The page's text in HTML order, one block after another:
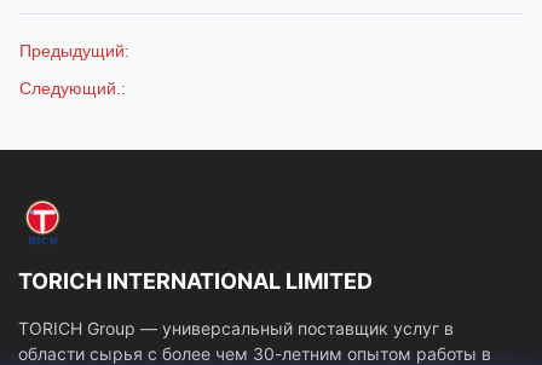
Предыдущий:
Следующий.:
TORICH INTERNATIONAL LIMITED
TORICH Group — универсальный поставщик услуг в
области сырья с более чем 30-летним опытом работы в